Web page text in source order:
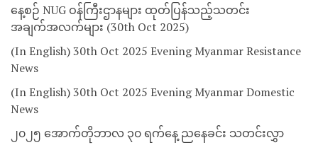
နေ့စဉ် NUG ဝန်ကြီးဌာနများ ထုတ်ပြန်သည့်သတင်း
အချက်အလက်များ (30th Oct 2025)
(In English) 30th Oct 2025 Evening Myanmar Resistance
News
(In English) 30th Oct 2025 Evening Myanmar Domestic
News
၂၀၂၅ အောက်တိုဘာလ ၃၀ ရက်နေ့ ညနေခင်း သတင်းလွှာ